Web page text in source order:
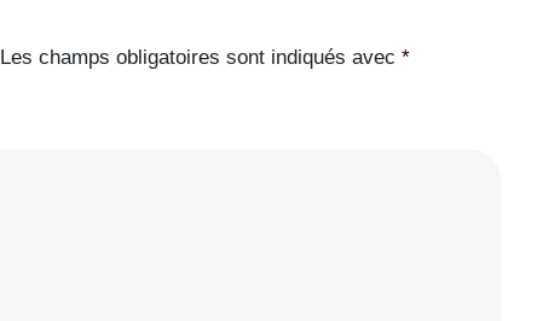
Les champs obligatoires sont indiqués avec *